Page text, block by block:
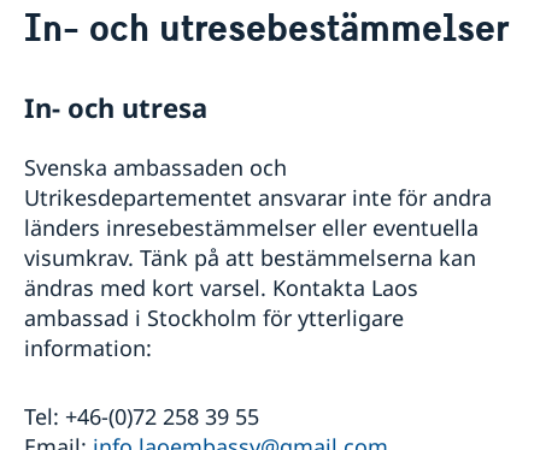
Hjälp till svenskar i Laos
Konsulär service till svenskar utomlands
Om du blir sjuk eller skadar dig utomlands
Frihetsberövad i utlandet
Bosatt utomlands
Dödsfall utomlands
Efterlevandepension
Advokatlista
Avgifter
Gifta sig utomlands
Reseinformation Laos
Allmänna säkerhetsläget
Terrorism
Naturförhållanden och katastrofer
In- och utresebestämmelser
Hälso- och sjukvård
Lokala lagar och sedvänjor
Kriminalitet och personlig säkerhet
Trafiksäkerhet
Resa i landet
Bli en barnsäker resenär!
In- och utresebestämmelser
In- och utresa
Svenska ambassaden och
Utrikesdepartementet ansvarar inte för andra
länders inresebestämmelser eller eventuella
visumkrav. Tänk på att bestämmelserna kan
ändras med kort varsel. Kontakta Laos
ambassad i Stockholm för ytterligare
information:
Tel: +46-(0)72 258 39 55